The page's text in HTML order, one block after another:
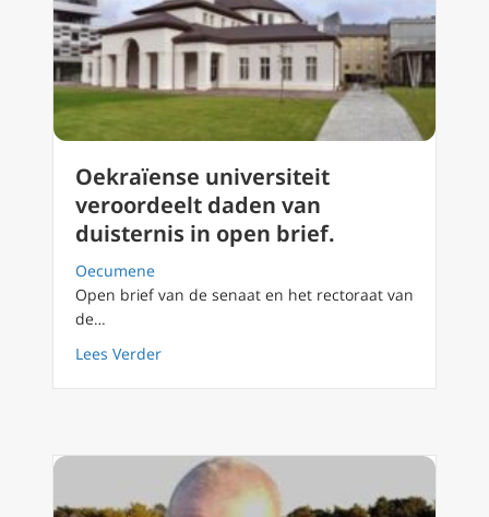
Oekraïense universiteit
veroordeelt daden van
duisternis in open brief.
Oecumene
Open brief van de senaat en het rectoraat van
de…
Lees Verderabout Oekraïense universiteit veroordeelt